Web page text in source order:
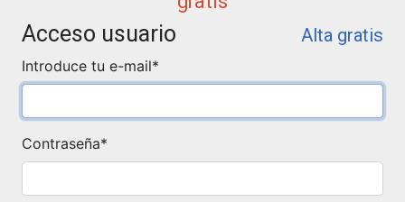
Acceso usuario Alta gratis
Introduce tu e-mail*
Contraseña*